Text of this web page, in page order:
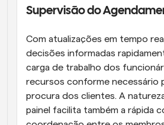
Supervisão do
Com atualizações em tempo
decisões informadas
carga de trabalho dos
recursos conforme necessário
procura dos clientes. A
painel facilita também a rápida